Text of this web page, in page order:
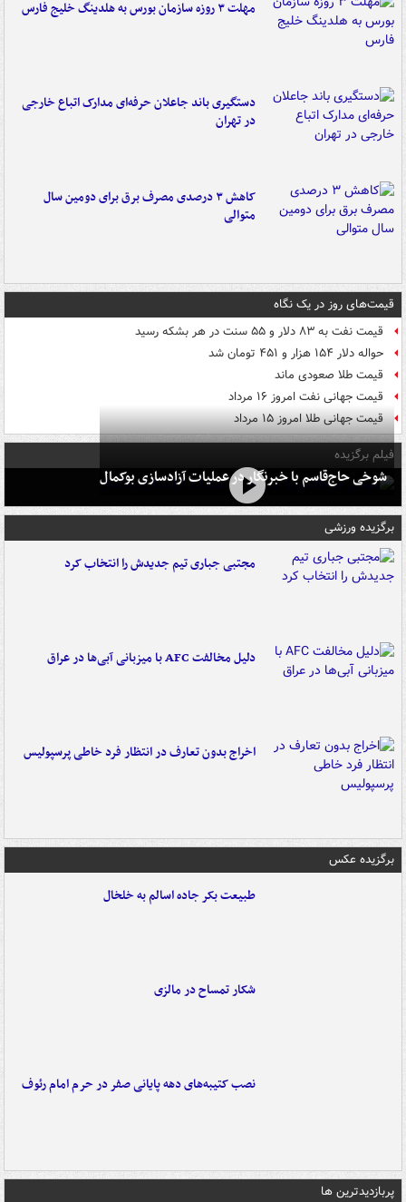
مهلت ۳ روزه سازمان بورس به هلدینگ خلیج فارس
دستگیری باند جاعلان حرفه‌ای مدارک اتباع خارجی
در تهران
کاهش ۳ درصدی مصرف برق برای دومین سال
متوالی
قیمت‌های روز در یک نگاه
قیمت نفت به ۸۳ دلار و ۵۵ سنت در هر بشکه رسید
حواله دلار ۱۵۴ هزار و ۴۵۱ تومان شد
قیمت طلا صعودی ماند
قیمت جهانی نفت امروز ۱۶ مرداد
قیمت جهانی طلا امروز ۱۵ مرداد
فیلم برگزیده
شوخی حاج‌قاسم با خبرنگار در عملیات آزادسازی بوکمال
برگزیده ورزشی
مجتبی جباری تیم جدیدش را انتخاب کرد
دلیل مخالفت AFC با میزبانی آبی‌ها در عراق
اخراج بدون تعارف در انتظار فرد خاطی پرسپولیس
برگزیده عکس
طبیعت بکر جاده اسالم به خلخال
شکار تمساح در مالزی
نصب کتیبه‌های دهه پایانی صفر در حرم امام رئوف
پربازدیدترین ها